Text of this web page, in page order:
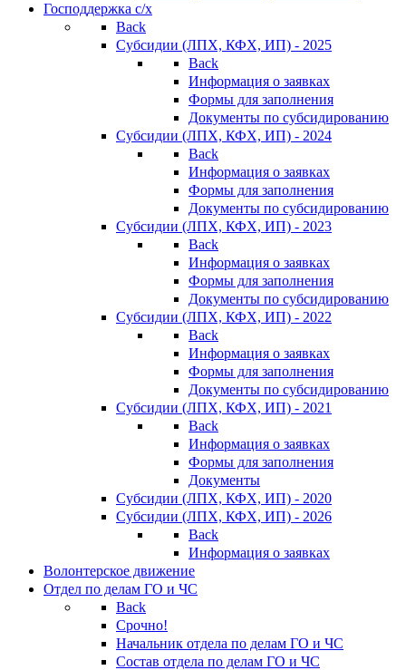
Господдержка с/х
Back
Субсидии (ЛПХ, КФХ, ИП) - 2025
Back
Информация о заявках
Формы для заполнения
Документы по субсидированию
Субсидии (ЛПХ, КФХ, ИП) - 2024
Back
Информация о заявках
Формы для заполнения
Документы по субсидированию
Субсидии (ЛПХ, КФХ, ИП) - 2023
Back
Информация о заявках
Формы для заполнения
Документы по субсидированию
Субсидии (ЛПХ, КФХ, ИП) - 2022
Back
Информация о заявках
Формы для заполнения
Документы по субсидированию
Субсидии (ЛПХ, КФХ, ИП) - 2021
Back
Информация о заявках
Формы для заполнения
Документы
Субсидии (ЛПХ, КФХ, ИП) - 2020
Субсидии (ЛПХ, КФХ, ИП) - 2026
Back
Информация о заявках
Волонтерское движение
Отдел по делам ГО и ЧС
Back
Срочно!
Начальник отдела по делам ГО и ЧС
Состав отдела по делам ГО и ЧС